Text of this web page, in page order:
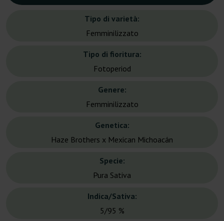
Tipo di varietà:
Femminilizzato
Tipo di fioritura:
Fotoperiod
Genere:
Femminilizzato
Genetica:
Haze Brothers x Mexican Michoacán
Specie:
Pura Sativa
Indica/Sativa:
5/95 %